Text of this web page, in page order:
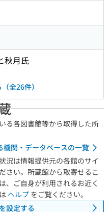
秋月氏
全26件）
る各図書館等から取得した所
機関・データベースの一覧
況は情報提供元の各館のサイ
さい。所蔵館から取寄せるこ
、ご自身が利用されるお近く
ヘルプ をご覧ください。
設定する